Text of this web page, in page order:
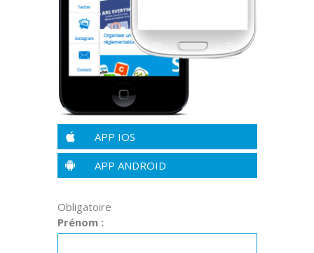
APP IOS
APP ANDROID
Obligatoire
Prénom :